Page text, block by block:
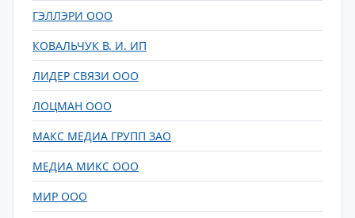
ГЭЛЛЭРИ ООО
КОВАЛЬЧУК В. И. ИП
ЛИДЕР СВЯЗИ ООО
ЛОЦМАН ООО
МАКС МЕДИА ГРУПП ЗАО
МЕДИА МИКС ООО
МИР ООО